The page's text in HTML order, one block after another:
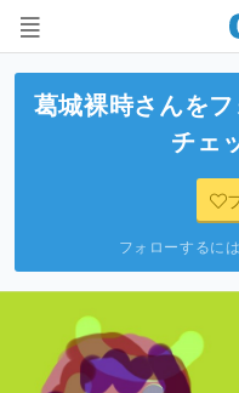
葛城裸時さんを
チェ
フォローするに